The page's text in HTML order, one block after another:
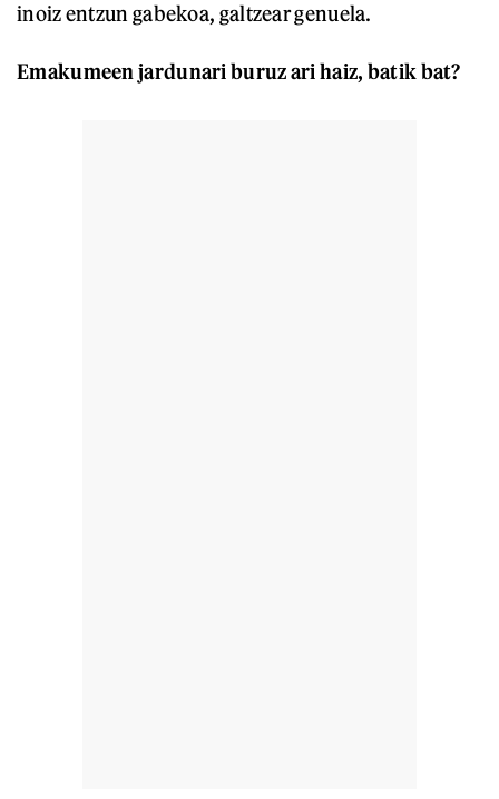
inoiz entzun gabekoa, galtzear genuela.
Emakumeen jardunari buruz ari haiz, batik bat?